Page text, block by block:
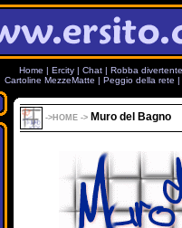
Home | Ercity | Chat | Robba
Cartoline MezzeMatte | Peggio della rete |
-> HOME -> Muro del Bagno